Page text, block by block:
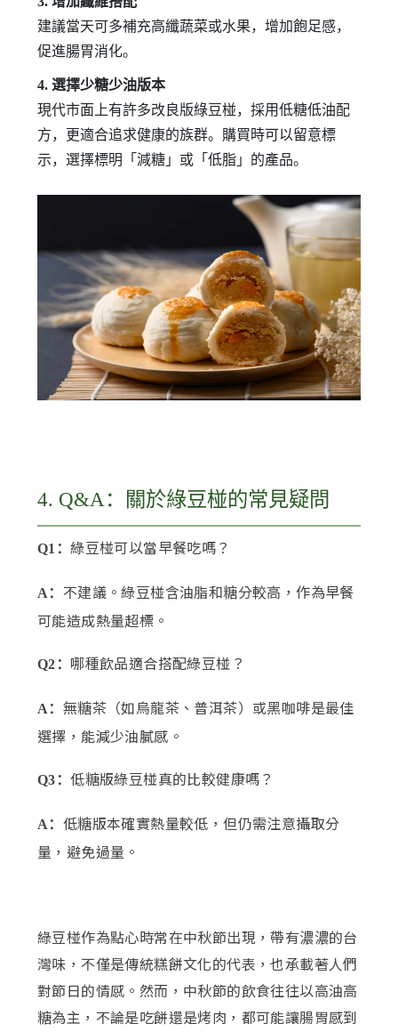
建議當天可多補充高纖蔬菜或水果，增加飽足感，
促進腸胃消化。
4. 選擇少糖少油版本
現代市面上有許多改良版綠豆椪，採用低糖低油配
方，更適合追求健康的族群。購買時可以留意標
示，選擇標明「減糖」或「低脂」的產品。
4. Q&A：關於綠豆椪的常見疑問
Q1：綠豆椪可以當早餐吃嗎？
A： 不建議。綠豆椪含油脂和糖分較高，作為早餐
可能造成熱量超標。
Q2： 哪種飲品適合搭配綠豆椪？
A： 無糖茶（如烏龍茶、普洱茶）或黑咖啡是最佳
選擇，能減少油膩感。
Q3：低糖版綠豆椪真的比較健康嗎？
A： 低糖版本確實熱量較低，但仍需注意攝取分
量，避免過量。
綠豆椪作為點心時常在中秋節出現，帶有濃濃的台
灣味，不僅是傳統糕餅文化的代表，也承載著人們
對節日的情感。然而，中秋節的飲食往往以高油高
糖為主，不論是吃餅還是烤肉，都可能讓腸胃感到